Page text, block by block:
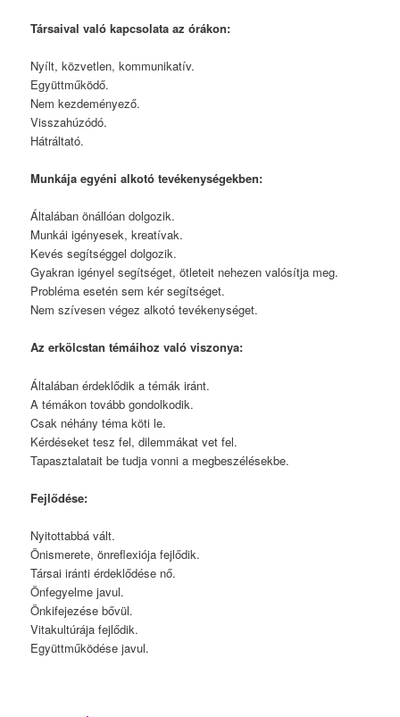
Társaival való kapcsolata az órákon:
Nyílt, közvetlen, kommunikatív.
Együttműködő.
Nem kezdeményező.
Visszahúzódó.
Hátráltató.
Munkája egyéni alkotó tevékenységekben:
Általában önállóan dolgozik.
Munkái igényesek, kreatívak.
Kevés segítséggel dolgozik.
Gyakran igényel segítséget, ötleteit nehezen valósítja meg.
Probléma esetén sem kér segítséget.
Nem szívesen végez alkotó tevékenységet.
Az erkölcstan témáihoz való viszonya:
Általában érdeklődik a témák iránt.
A témákon tovább gondolkodik.
Csak néhány téma köti le.
Kérdéseket tesz fel, dilemmákat vet fel.
Tapasztalatait be tudja vonni a megbeszélésekbe.
Fejlődése:
Nyitottabbá vált.
Önismerete, önreflexiója fejlődik.
Társai iránti érdeklődése nő.
Önfegyelme javul.
Önkifejezése bővül.
Vitakultúrája fejlődik.
Együttműködése javul.